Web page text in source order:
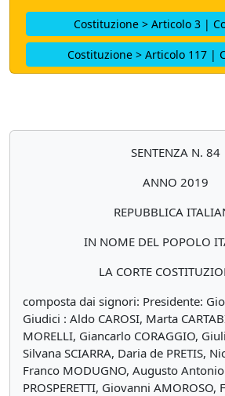
Costituzione > Articolo 3 |
Costituzione > Articolo 117 |
SENTENZA N. 84
ANNO 2019
REPUBBLICA
IN NOME DEL POPOLO
LA CORTE
composta dai signori: Presidente:
Giudici : Aldo CAROSI, Marta
MORELLI, Giancarlo CORAGGIO,
Silvana SCIARRA, Daria de PRETIS,
Franco MODUGNO, Augusto
PROSPERETTI, Giovanni AMOROSO,